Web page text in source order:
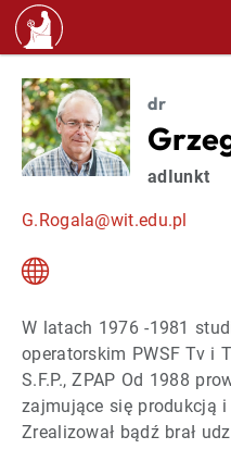
dr
adIunkt
G.Rogala@wit.edu.pl
W latach 1976 -1981
operatorskim PWSF Tv i
S.F.P., ZPAP Od 1988
zajmujące się produkcją
Zrealizował bądź brał